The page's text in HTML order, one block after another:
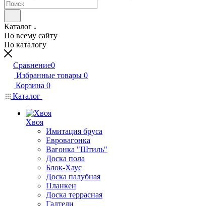
Каталог
По всему сайту
По каталогу
Сравнение0
Избранные товары 0
Корзина 0
Каталог
Хвоя
Имитация бруса
Евровагонка
Вагонка "Штиль"
Доска пола
Блок-Хаус
Доска палубная
Планкен
Доска террасная
Галтели